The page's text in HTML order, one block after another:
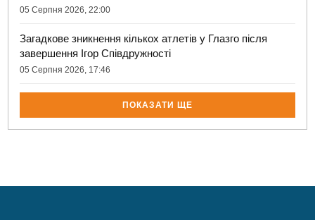
05 Серпня 2026, 22:00
Загадкове зникнення кількох атлетів у Глазго після
завершення Ігор Співдружності
05 Серпня 2026, 17:46
ПОКАЗАТИ ЩЕ